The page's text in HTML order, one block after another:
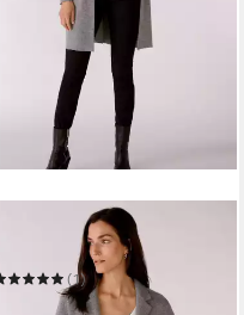
Wollmantel Mayson
(1)
221,45 € UVP249,95 €